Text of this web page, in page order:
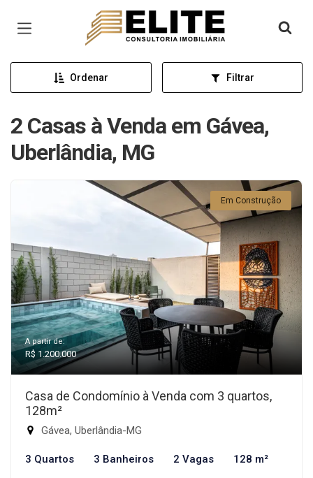
Página inicial
Ordenar Filtrar
2 Casas à Venda em Gávea,
Uberlândia, MG
Em Construção
A partir de:
R$ 1.200.000
Casa de Condomínio à Venda com 3 quartos,
128m²
Gávea, Uberlândia-MG
3 Quartos 3 Banheiros 2 Vagas 128 m²